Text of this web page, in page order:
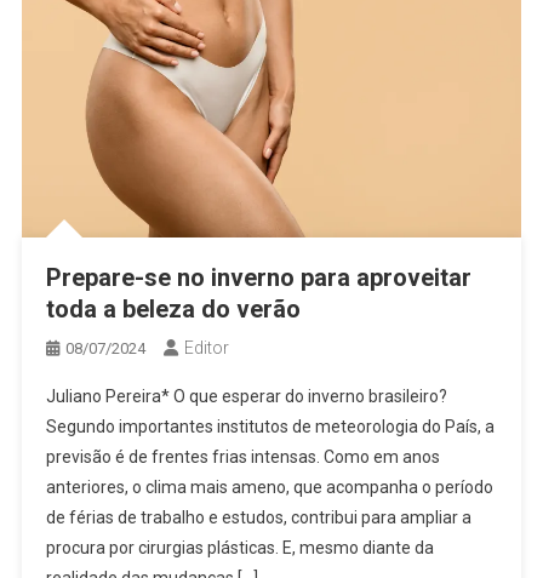
Prepare-se no inverno para aproveitar
toda a beleza do verão
08/07/2024 Editor
Juliano Pereira* O que esperar do inverno brasileiro?
Segundo importantes institutos de meteorologia do País, a
previsão é de frentes frias intensas. Como em anos
anteriores, o clima mais ameno, que acompanha o período
de férias de trabalho e estudos, contribui para ampliar a
procura por cirurgias plásticas. E, mesmo diante da